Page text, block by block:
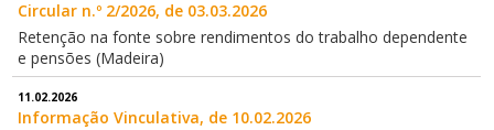
Circular n.º 2/2026, de 03.03.2026
Retenção na fonte sobre rendimentos do trabalho dependente
e pensões (Madeira)
11.02.2026
Informação Vinculativa, de 10.02.2026